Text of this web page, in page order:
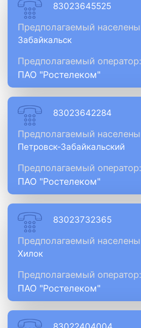
83023645525
Предполагаемый
Забайкальск
Предполагаемый оператор:
ПАО "Ростелеком"
83023642284
Предполагаемый
Петровск-Забайкальский
Предполагаемый оператор:
ПАО "Ростелеком"
83023732365
Предполагаемый
Хилок
Предполагаемый оператор:
ПАО "Ростелеком"